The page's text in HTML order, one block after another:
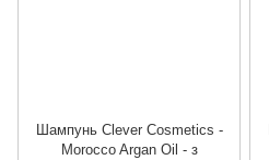
Шампунь Clever Cosmetics -
Morocco Argan Oil - з